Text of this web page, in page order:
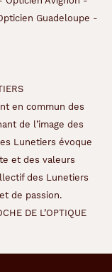
Guadeloupe -
en commun des
de l’image des
Lunetiers évoque
et des valeurs
des Lunetiers
de passion.
DE L’OPTIQUE